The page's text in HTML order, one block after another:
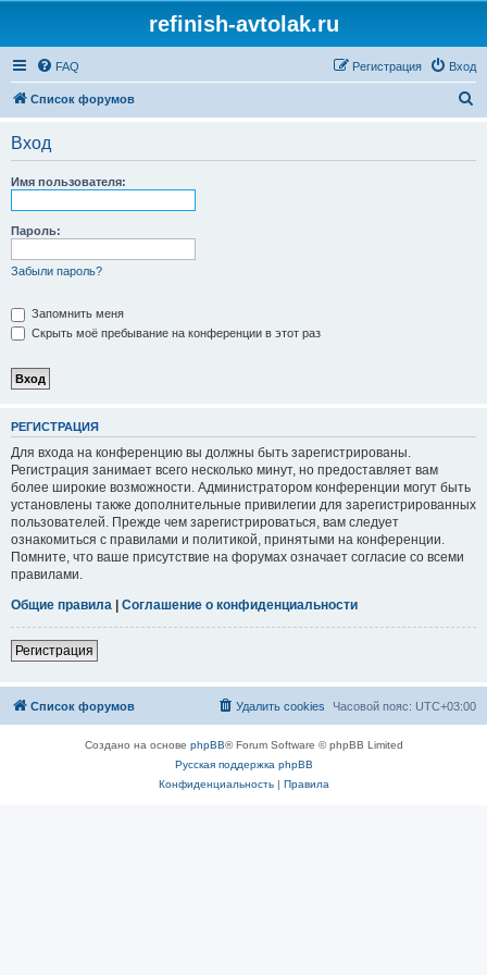
refinish-avtolak.ru
FAQ Вход
Регистрация
Список форумов
Вход
Имя пользователя:
Пароль:
Забыли пароль?
Запомнить меня
Скрыть моё пребывание на конференции в этот раз
РЕГИСТРАЦИЯ
Для входа на конференцию вы должны быть зарегистрированы.
Регистрация занимает всего несколько минут, но предоставляет вам
более широкие возможности. Администратором конференции могут быть
установлены также дополнительные привилегии для зарегистрированных
пользователей. Прежде чем зарегистрироваться, вам следует
ознакомиться с правилами и политикой, принятыми на конференции.
Помните, что ваше присутствие на форумах означает согласие со всеми
правилами.
Общие правила | Соглашение о конфиденциальности
Регистрация
Список форумов Часовой пояс: UTC+03:00
Удалить cookies
Создано на основе phpBB® Forum Software © phpBB Limited
Русская поддержка phpBB
Конфиденциальность| Правила